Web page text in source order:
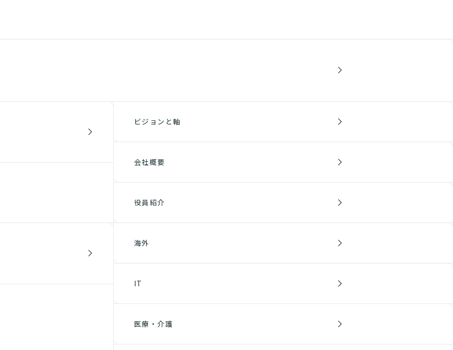
ビジョンと軸
会社概要
役員紹介
海外
IT
医療・介護